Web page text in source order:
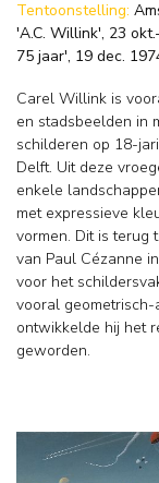
Tentoonstelling:
'A.C. Willink', 23
75 jaar', 19 dec.
Carel Willink is
en stadsbeelden in
schilderen op 18-
Delft. Uit deze
enkele
met expressieve
vormen. Dit is terug
van Paul Cézanne
voor het
vooral geometrisch-
ontwikkelde hij het
geworden.